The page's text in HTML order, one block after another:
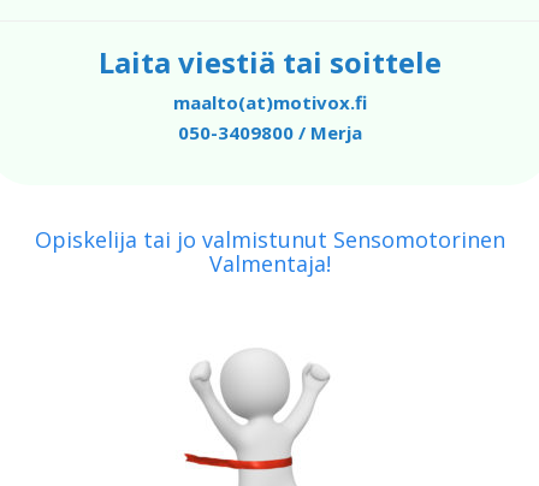
Laita viestiä tai soittele
maalto(at)motivox.fi
050-3409800 / Merja
Opiskelija tai jo valmistunut Sensomotorinen
Valmentaja!